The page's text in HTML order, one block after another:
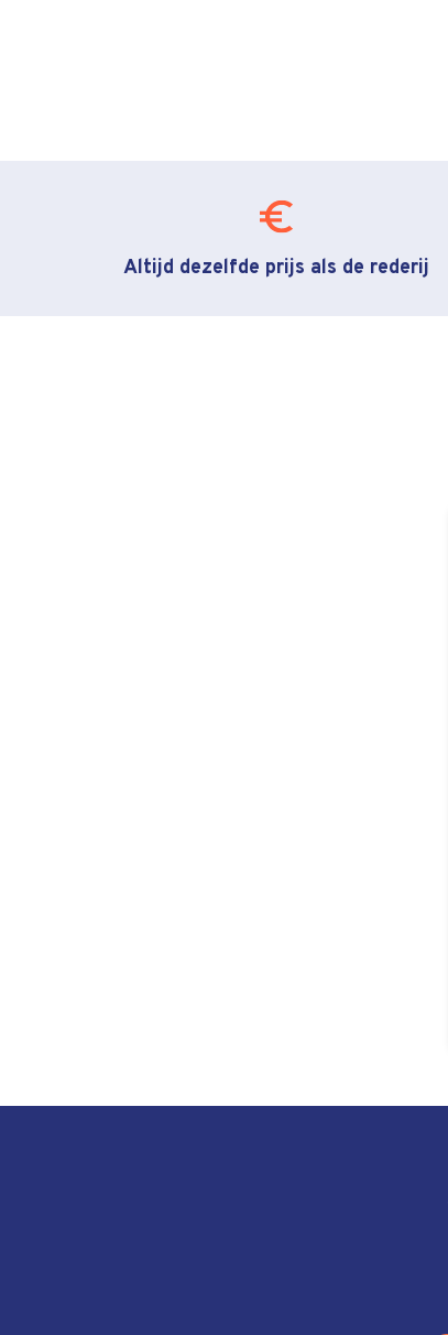
Altijd dezelfde prijs als de rederij